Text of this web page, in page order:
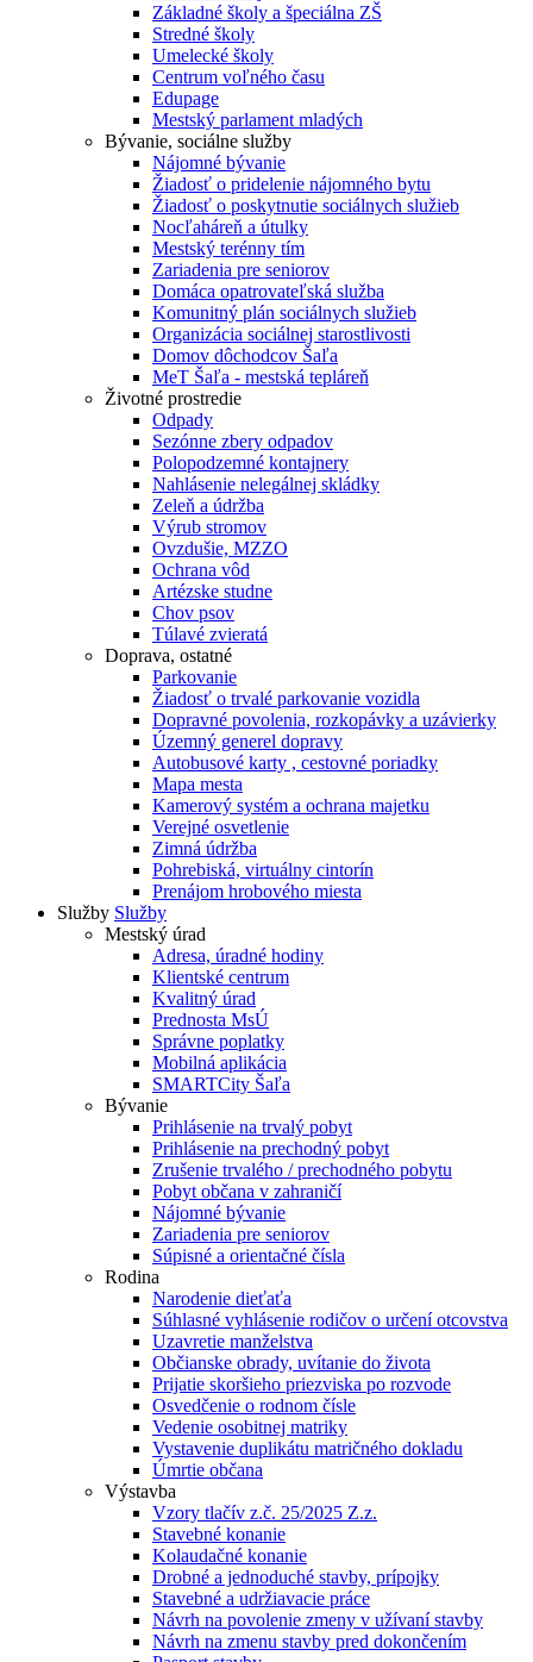
Základné školy a špeciálna ZŠ
Stredné školy
Umelecké školy
Centrum voľného času
Edupage
Mestský parlament mladých
Bývanie, sociálne služby
Nájomné bývanie
Žiadosť o pridelenie nájomného bytu
Žiadosť o poskytnutie sociálnych služieb
Nocľaháreň a útulky
Mestský terénny tím
Zariadenia pre seniorov
Domáca opatrovateľská služba
Komunitný plán sociálnych služieb
Organizácia sociálnej starostlivosti
Domov dôchodcov Šaľa
MeT Šaľa - mestská tepláreň
Životné prostredie
Odpady
Sezónne zbery odpadov
Polopodzemné kontajnery
Nahlásenie nelegálnej skládky
Zeleň a údržba
Výrub stromov
Ovzdušie, MZZO
Ochrana vôd
Artézske studne
Chov psov
Túlavé zvieratá
Doprava, ostatné
Parkovanie
Žiadosť o trvalé parkovanie vozidla
Dopravné povolenia, rozkopávky a uzávierky
Územný generel dopravy
Autobusové karty , cestovné poriadky
Mapa mesta
Kamerový systém a ochrana majetku
Verejné osvetlenie
Zimná údržba
Pohrebiská, virtuálny cintorín
Prenájom hrobového miesta
Služby Služby
Mestský úrad
Adresa, úradné hodiny
Klientské centrum
Kvalitný úrad
Prednosta MsÚ
Správne poplatky
Mobilná aplikácia
SMARTCity Šaľa
Bývanie
Prihlásenie na trvalý pobyt
Prihlásenie na prechodný pobyt
Zrušenie trvalého / prechodného pobytu
Pobyt občana v zahraničí
Nájomné bývanie
Zariadenia pre seniorov
Súpisné a orientačné čísla
Rodina
Narodenie dieťaťa
Súhlasné vyhlásenie rodičov o určení otcovstva
Uzavretie manželstva
Občianske obrady, uvítanie do života
Prijatie skoršieho priezviska po rozvode
Osvedčenie o rodnom čísle
Vedenie osobitnej matriky
Vystavenie duplikátu matričného dokladu
Úmrtie občana
Výstavba
Vzory tlačív z.č. 25/2025 Z.z.
Stavebné konanie
Kolaudačné konanie
Drobné a jednoduché stavby, prípojky
Stavebné a udržiavacie práce
Návrh na povolenie zmeny v užívaní stavby
Návrh na zmenu stavby pred dokončením